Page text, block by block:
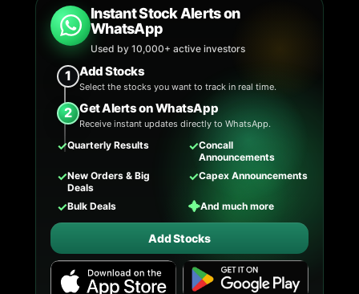
Instant Stock Alerts on
WhatsApp
Used by 10,000+ active investors
1 Add Stocks
Select the stocks you want to track in real time.
2 Get Alerts on WhatsApp
Receive instant updates directly to WhatsApp.
✓Quarterly Results ✓Concall
Announcements
✓New Orders & Big
Deals
✓Capex Announcements
✓Bulk Deals ✦And much more
Add Stocks